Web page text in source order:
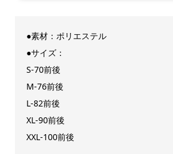
●素材：ポリエステル
●サイズ：
S-70前後
M-76前後
L-82前後
XL-90前後
XXL-100前後